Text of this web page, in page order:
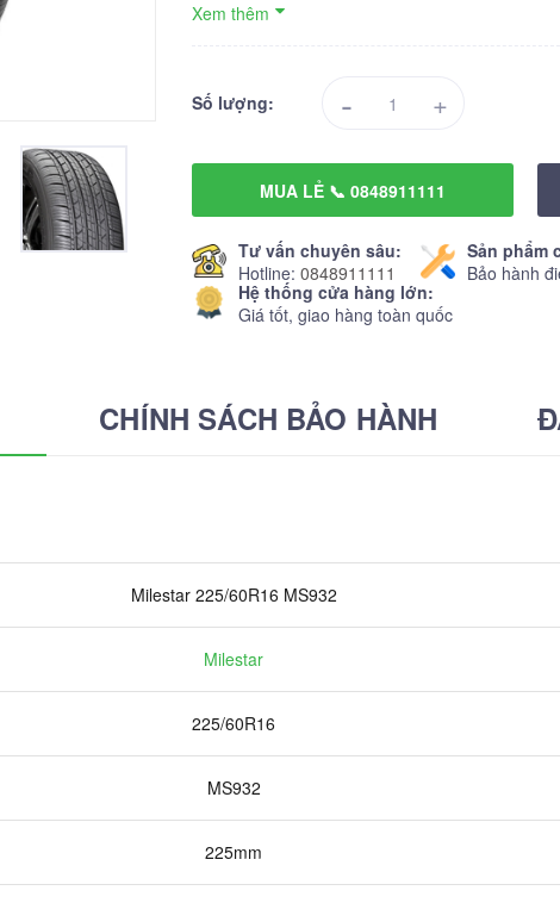
Xem thêm
Số lượng: - +
MUA LẺ 📞 0848911111
Tư vấn chuyên sâu:
Hotline: 0848911111
Sản phẩm
Bảo hành
Hệ thống cửa hàng lớn:
Giá tốt, giao hàng toàn quốc
CHÍNH SÁCH BẢO HÀNH
Milestar 225/60R16 MS932
Milestar
225/60R16
MS932
225mm